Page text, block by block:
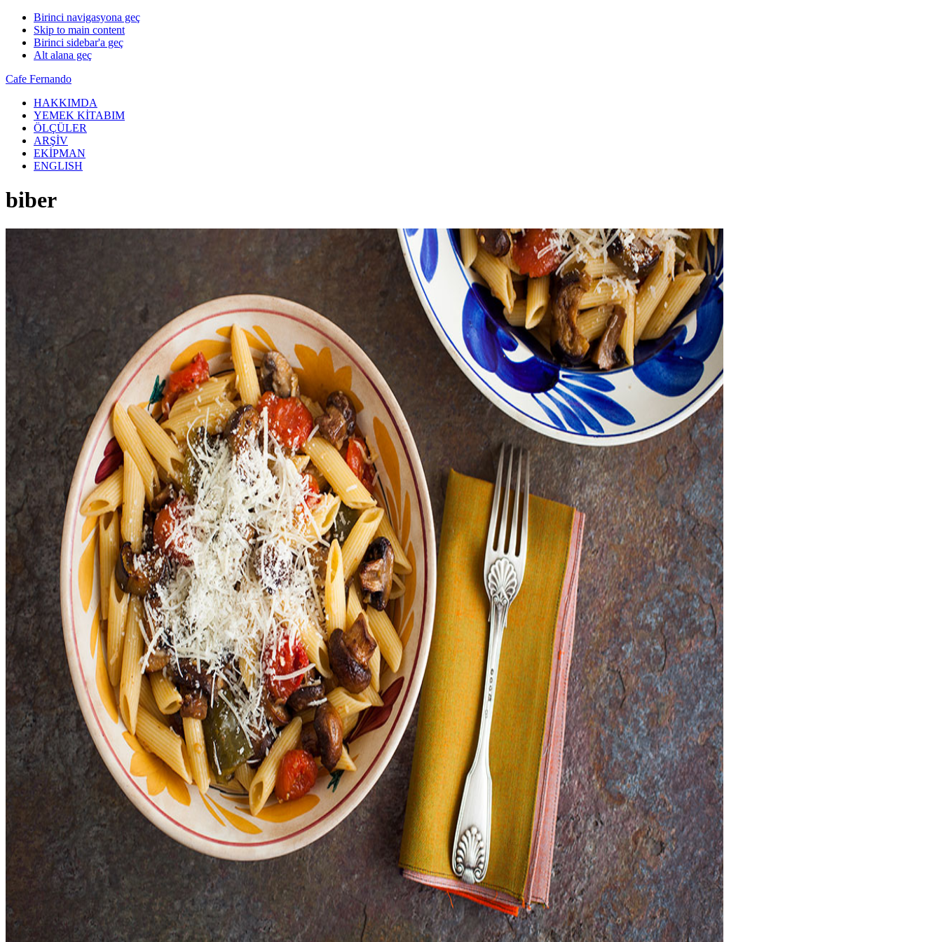
Birinci navigasyona geç
Skip to main content
Birinci sidebar'a geç
Alt alana geç
Cafe Fernando
HAKKIMDA
YEMEK KİTABIM
ÖLÇÜLER
ARŞİV
EKİPMAN
ENGLISH
biber